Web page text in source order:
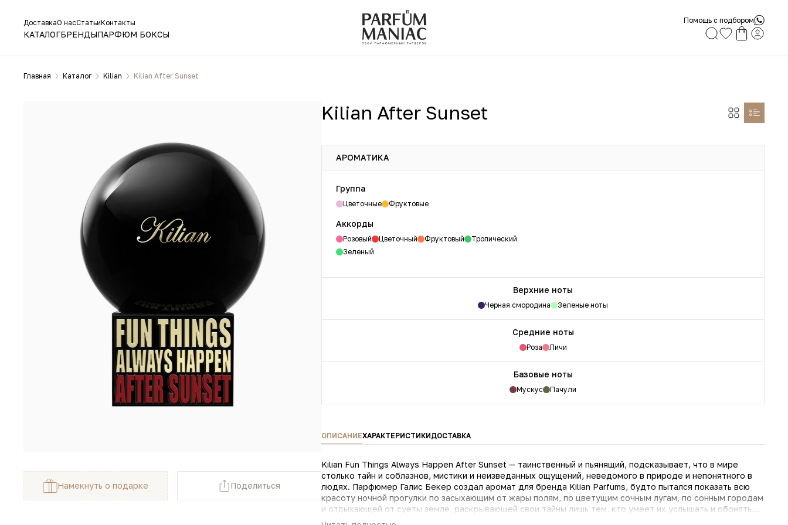
ДоставкаО насСтатьиКонтакты
КАТАЛОГБРЕНДЫПАРФЮМ БОКСЫ
Помощь с подбором
Главная Каталог Kilian Kilian After Sunset
Намекнуть о подарке Поделиться
Kilian After Sunset
АРОМАТИКА
Группа
Цветочные Фруктовые
Аккорды
Розовый Цветочный Фруктовый
Тропический
Зеленый
Верхние ноты
Черная смородина Зеленые ноты
Средние ноты
Роза Личи
Базовые ноты
Мускус Пачули
ОПИСАНИЕХАРАКТЕРИСТИКИДОСТАВКА
Kilian Fun Things Always Happen After Sunset — таинственный и пьянящий, подсказывает, что в мире
столько тайн и соблазнов, мистики и неизведанных ощущений, неведомого в природе и непонятного в
людях. Парфюмер Галис Бекер создал аромат для бренда Kilian Parfums, будто пытался показать всю
красоту ночной прогулки по засыхающим от жары полям, по цветущим сочным лугам, по сонным городам
и отдыхающей от суеты земле, раскрывающей свои тайны лишь тем, кто умеет их услышать и обонять.
Парфюм был презентован в 2019 году во Франции. Он по праву отнесен к категориям фруктовых и